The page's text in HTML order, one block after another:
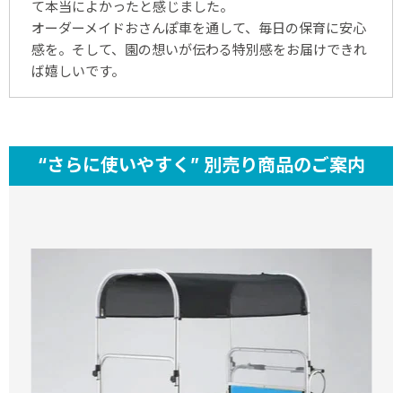
て本当によかったと感じました。
オーダーメイドおさんぽ車を通して、毎日の保育に安心
感を。そして、園の想いが伝わる特別感をお届けできれ
ば嬉しいです。
“さらに使いやすく” 別売り商品のご案内